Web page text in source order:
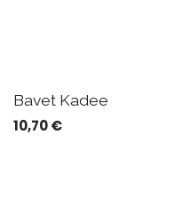
Bavet Kadee
10,70€